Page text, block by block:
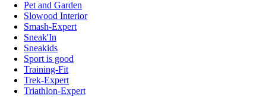
Pet and Garden
Slowood Interior
Smash-Expert
Sneak'In
Sneakids
Sport is good
Training-Fit
Trek-Expert
Triathlon-Expert